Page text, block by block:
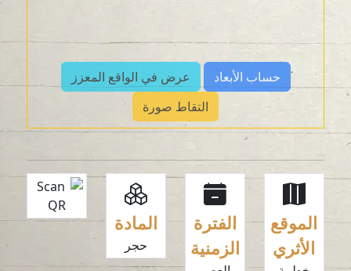
حساب الأبعاد
عرض في الواقع المعزز
التقاط صورة
الموقع
الأثري
الفترة
الزمنية
المادة
حجر